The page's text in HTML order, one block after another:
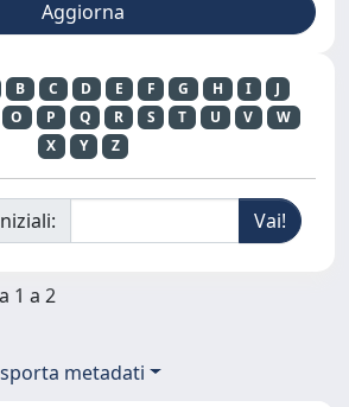
B C D E F G H I
J
O P Q R S T U V
W
X
Y Z
1 a 2
metadati